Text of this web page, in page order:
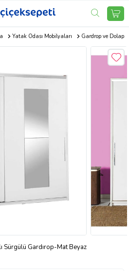
Yatak Odası Mobilyaları Gardrop ve Dolap
Sürgülü Gardırop-Mat Beyaz